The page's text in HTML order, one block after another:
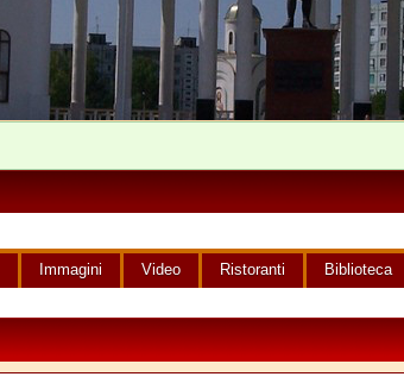
Immagini Video Ristoranti Biblioteca